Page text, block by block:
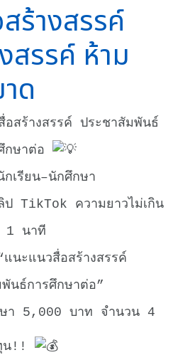
ร้างสรรค์
สรรค์ ห้าม
ด
อสร้างสรรค์ ประชาสัมพันธ์
กษาต่อ
กเรียน–นักศึกษา
ป TikTok ความยาวไม่เกิน
1 นาที
แนะแนวสื่อสร้างสรรค์
นธ์การศึกษาต่อ”
ษา 5,000 บาท จำนวน 4
น!!